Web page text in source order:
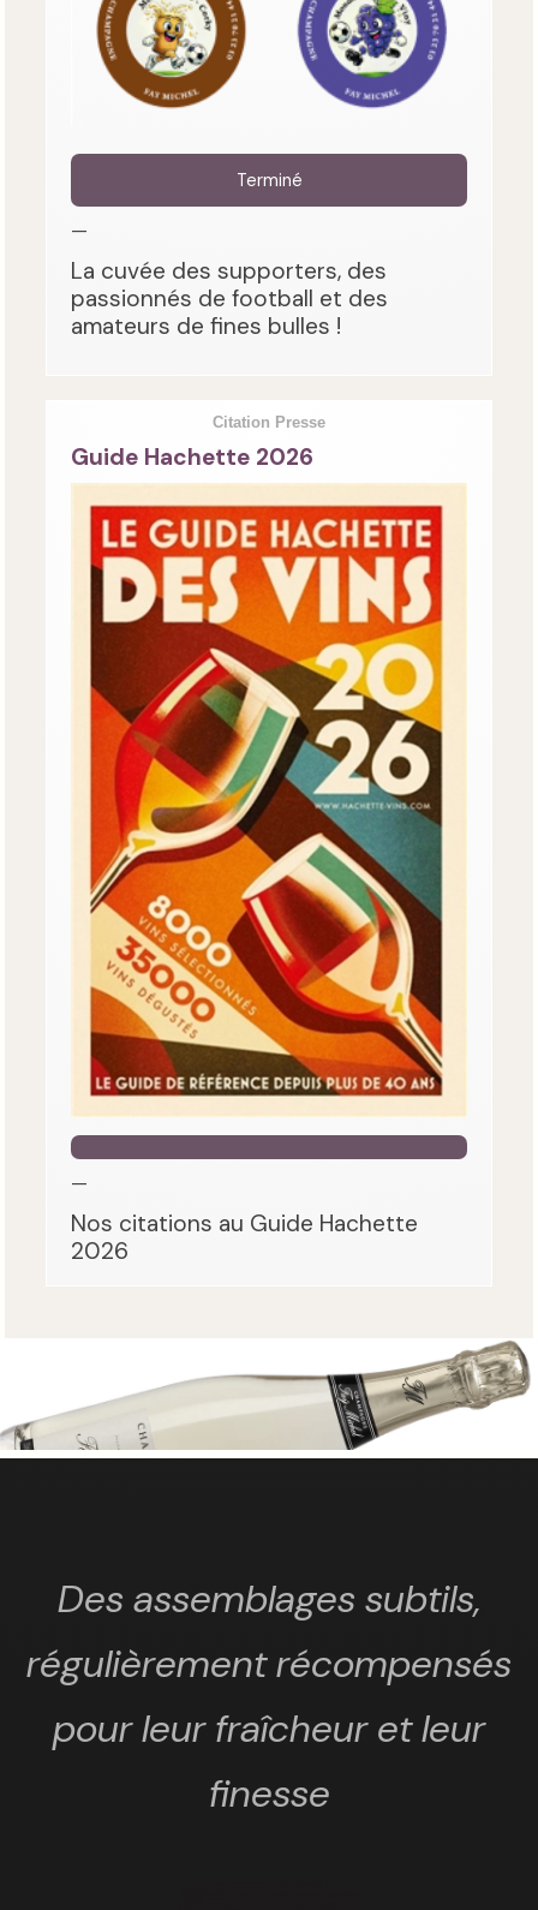
Terminé
—
La cuvée des supporters, des
passionnés de football et des
amateurs de fines bulles !
Citation Presse
Guide Hachette 2026
—
Nos citations au Guide Hachette
2026
Des assemblages subtils,
régulièrement récompensés
pour leur fraîcheur et leur
finesse